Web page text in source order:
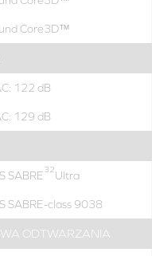
Core3D™
122 dB
129 dB
SABRE32Ultra
SABRE-class 9038
ODTWARZANIA